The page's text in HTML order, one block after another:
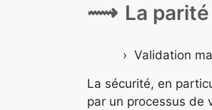
La
Validation
La sécurité, en
par un processus de